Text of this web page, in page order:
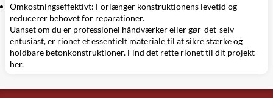
Omkostningseffektivt: Forlænger konstruktionens levetid og
reducerer behovet for reparationer.
Uanset om du er professionel håndværker eller gør-det-selv
entusiast, er rionet et essentielt materiale til at sikre stærke og
holdbare betonkonstruktioner. Find det rette rionet til dit projekt
her.